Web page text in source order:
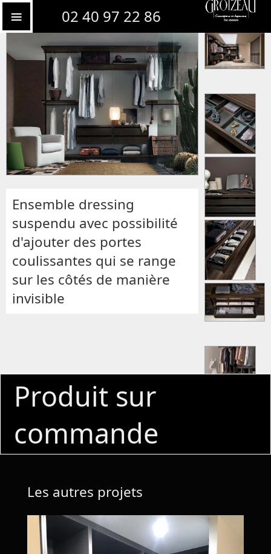
02 40 97 22 86
Dressing en bois massif sur mesure
Ensemble dressing
suspendu avec possibilité
d'ajouter des portes
coulissantes qui se range
sur les côtés de manière
invisible
Produit sur
commande
Les autres projets